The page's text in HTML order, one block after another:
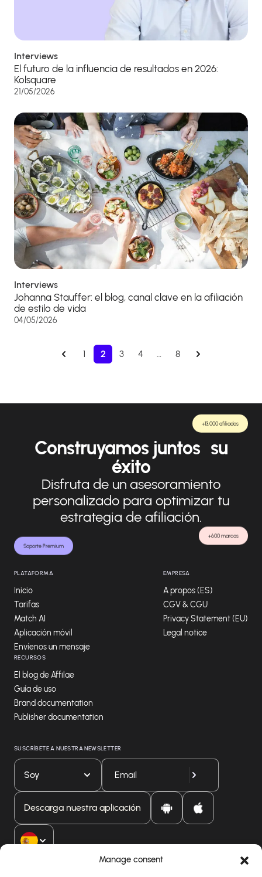
Manage consent
Interviews
El futuro de la influencia de resultados en 2026:
Kolsquare
21/05/2026
Interviews
Johanna Stauffer: el blog, canal clave en la afiliación
de estilo de vida
04/05/2026
1 2 3 4 … 8
Soporte Premium
+600 marcas
+13.000 afiliados
Construyamos juntos su
éxito
Disfruta de un asesoramiento
personalizado para optimizar tu
estrategia de afiliación.
PLATAFORMA
Inicio
Tarifas
Match AI
Aplicación móvil
Envíenos un mensaje
EMPRESA
A propos (ES)
CGV & CGU
Privacy Statement (EU)
Legal notice
RECURSOS
El blog de Affilae
Guía de uso
Brand documentation
Publisher documentation
SUSCRÍBETE A NUESTRA NEWSLETTER
Soy
Descarga nuestra aplicación